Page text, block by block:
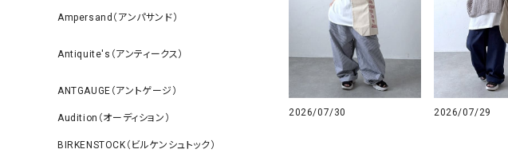
Ampersand（アンパサンド）
Antiquite's（アンティークス）
ANTGAUGE（アントゲージ）
Audition（オーディション）
BIRKENSTOCK（ビルケンシュトック）
2026/07/30 2026/07/29